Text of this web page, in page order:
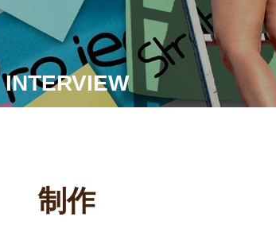
INTERVIEW
制作